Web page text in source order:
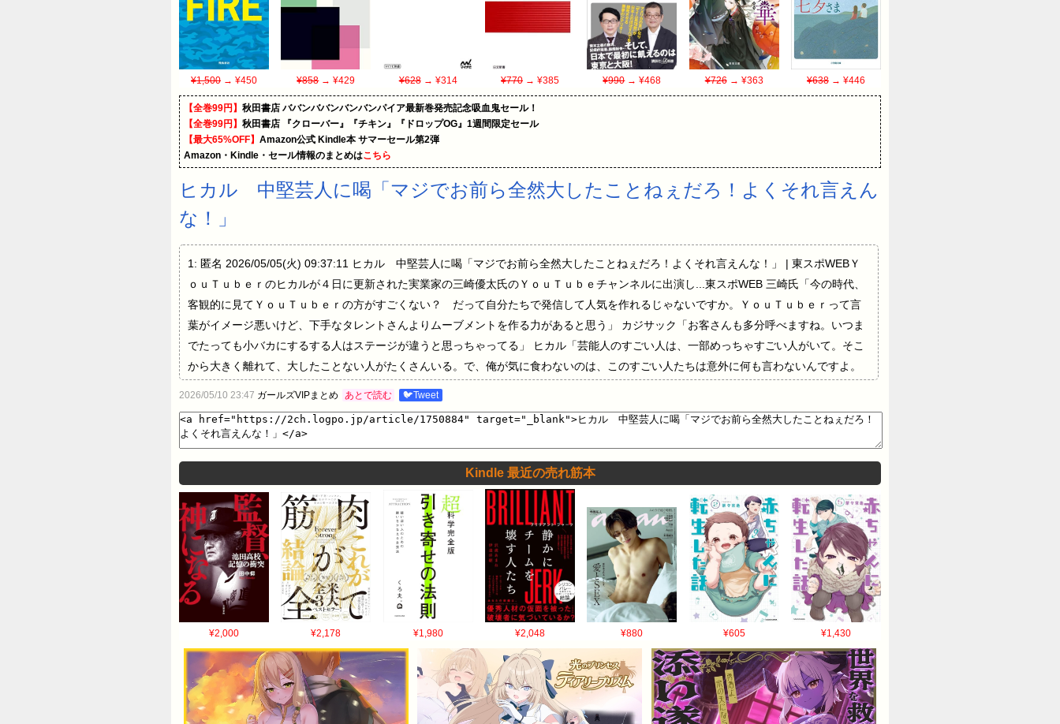
¥1,500 → ¥450 ¥858→ ¥429 ¥628→ ¥314 ¥770→ ¥385 ¥990→ ¥468 ¥726→ ¥363 ¥638→ ¥446
【全巻99円】 秋田書店 ババンババンバンバンパイア最新巻発売記念吸血鬼セール！
【全巻99円】 秋田書店 『クローバー』『チキン』『ドロップOG』1週間限定セール
【最大65%OFF】 Amazon公式 Kindle本 サマーセール第2弾
Amazon・Kindle・セール情報のまとめはこちら
ヒカル 中堅芸人に喝「マジでお前ら全然大したことねぇだろ！よくそれ言えん
な！」
1: 匿名 2026/05/05(火) 09:37:11 ヒカル 中堅芸人に喝「マジでお前ら全然大したことねぇだろ！よくそれ言えんな！」 | 東スポWEBＹ
ｏｕＴｕｂｅｒのヒカルが４日に更新された実業家の三崎優太氏のＹｏｕＴｕｂｅチャンネルに出演し...東スポWEB 三崎氏「今の時代、
客観的に見てＹｏｕＴｕｂｅｒの方がすごくない？ だって自分たちで発信して人気を作れるじゃないですか。ＹｏｕＴｕｂｅｒって言
葉がイメージ悪いけど、下手なタレントさんよりムーブメントを作る力があると思う」 カジサック「お客さんも多分呼べますね。いつま
でたっても小バカにするする人はステージが違うと思っちゃってる」 ヒカル「芸能人のすごい人は、一部めっちゃすごい人がいて。そこ
から大きく離れて、大したことない人がたくさんいる。で、俺が気に食わないのは、このすごい人たちは意外に何も言わないんですよ。
この大したことないヤツらが、お山の大将を自分ごとかのように言ってきやがるんですよ。マジでお前ら全然大したことねぇだろ！よく
2026/05/10 23:47 ガールズVIPまとめ あとで読む 🐦Tweet
Kindle 最近の売れ筋本
¥2,000 ¥2,178 ¥1,980 ¥2,048 ¥880 ¥605 ¥1,430